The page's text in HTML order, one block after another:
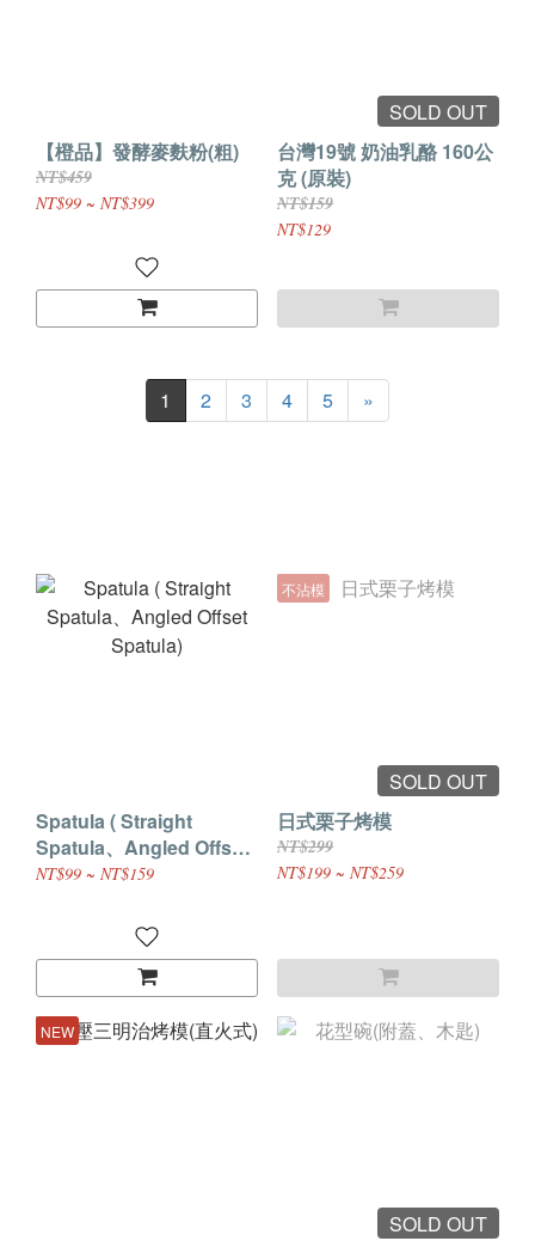
【橙品】發酵麥麩粉(粗)
NT$459
NT$99 ~ NT$399
SOLD OUT
台灣19號 奶油乳酪 160公
克 (原裝)
NT$159
NT$129
1 2 3 4 5 »
Spatula ( Straight
Spatula、Angled Offset
Spatula)
NT$99 ~ NT$159
不沾模
SOLD OUT
日式栗子烤模
NT$299
NT$199 ~ NT$259
NEW
SOLD OUT